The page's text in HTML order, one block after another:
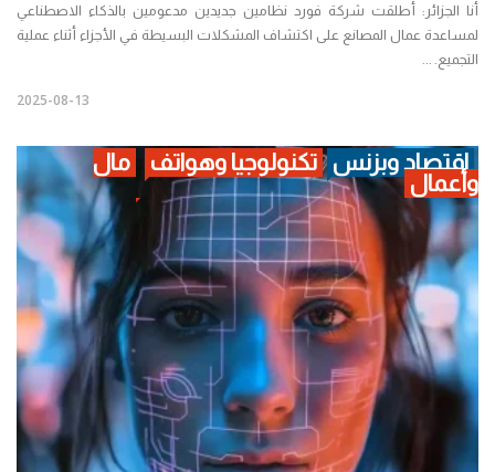
أنا الجزائر: أطلقت شركة فورد نظامين جديدين مدعومين بالذكاء الاصطناعي
لمساعدة عمال المصانع على اكتشاف المشكلات البسيطة في الأجزاء أثناء عملية
التجميع. ...
2025-08-13
اقتصاد وبزنس تكنولوجيا وهواتف
مال
وأعمال